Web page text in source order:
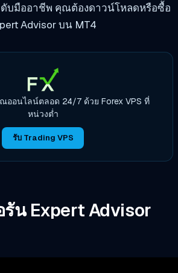
ดับมืออาชีพ คุณต้องดาวน์โหลดหรือซื้อ
Advisor บน MT4
ออนไลน์ตลอด 24/7 ด้วย Forex VPS ที่
หน่วงต่ำ
รับ Trading VPS
น Expert Advisor